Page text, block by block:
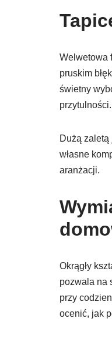
Welwetowa
pruskim
świetny
przytulności.
Dużą
własne
aranżacji.
Okrągły
pozwala na
przy
ocenić, jak